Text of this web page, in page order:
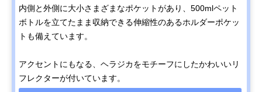
内側と外側に大小さまざまなポケットがあり、500mlペット
ボトルを立てたまま収納できる伸縮性のあるホルダーポケッ
トも備えています。
アクセントにもなる、ヘラジカをモチーフにしたかわいいリ
フレクターが付いています。